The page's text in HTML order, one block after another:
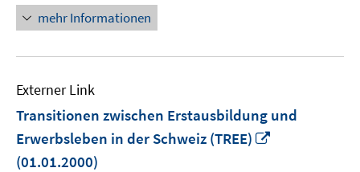
mehr Informationen
Externer Link
Transitionen zwischen Erstausbildung und
Erwerbsleben in der Schweiz (TREE)
(01.01.2000)